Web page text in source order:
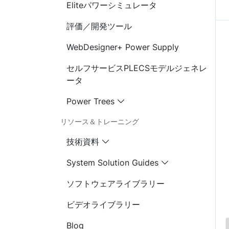
Eliteパワーシミュレータ
評価／開発ツール
WebDesigner+ Power Supply
セルフサービスPLECSモデルジェネレ
ータ
Power Trees
リソース＆トレーニング
技術資料
System Solution Guides
ソフトウェアライブラリー
ビデオライブラリー
Blog